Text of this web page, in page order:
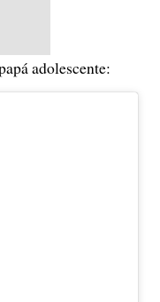
adolescente: